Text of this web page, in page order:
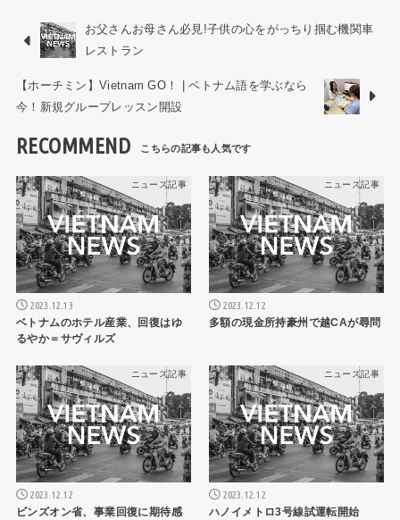
お父さんお母さん必見!子供の心をがっちり掴む機関車
レストラン
【ホーチミン】Vietnam GO！ | ベトナム語を学ぶなら
今！新規グループレッスン開設
RECOMMEND
ニュース記事
2023.12.13
ベトナムのホテル産業、回復はゆ
るやか＝サヴィルズ
ニュース記事
2023.12.12
多額の現金所持豪州で越CAが尋問
ニュース記事
2023.12.12
ビンズオン省、事業回復に期待感
ニュース記事
2023.12.12
ハノイメトロ3号線試運転開始